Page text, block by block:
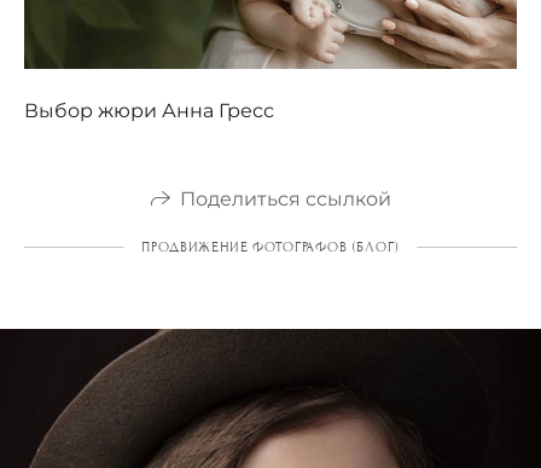
Выбор жюри Анна Гресс
Поделиться ссылкой
ПРОДВИЖЕНИЕ ФОТОГРАФОВ (БЛОГ)